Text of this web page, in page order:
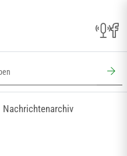
Nachrichtenarchiv